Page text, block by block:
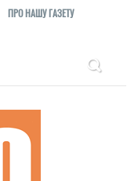
ПРО НАШУ ГАЗЕТУ